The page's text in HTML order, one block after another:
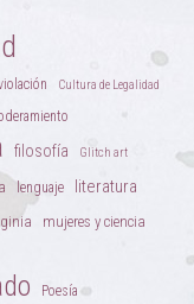
Cultura de Legalidad
filosofía Glitch art
lenguaje literatura
mujeres y ciencia
Poesía